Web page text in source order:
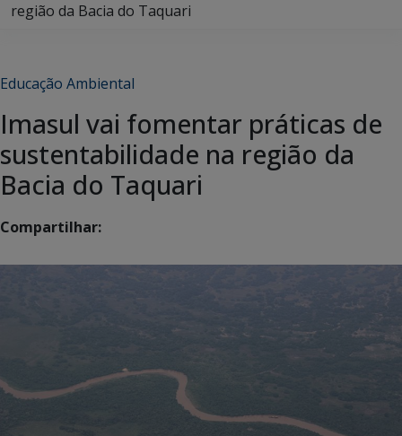
região da Bacia do Taquari
Educação Ambiental
Imasul vai fomentar práticas de
sustentabilidade na região da
Bacia do Taquari
Compartilhar: